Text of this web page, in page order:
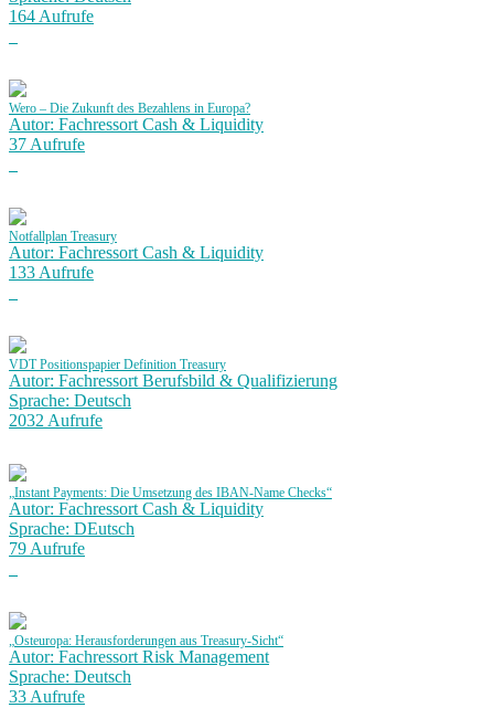
164 Aufrufe
Wero – Die Zukunft des Bezahlens in Europa?
Autor: Fachressort Cash & Liquidity
37 Aufrufe
Notfallplan Treasury
Autor: Fachressort Cash & Liquidity
133 Aufrufe
VDT Positionspapier Definition Treasury
Autor: Fachressort Berufsbild & Qualifizierung
Sprache: Deutsch
2032 Aufrufe
„Instant Payments: Die Umsetzung des IBAN-Name Checks“
Autor: Fachressort Cash & Liquidity
Sprache: DEutsch
79 Aufrufe
„Osteuropa: Herausforderungen aus Treasury-Sicht“
Autor: Fachressort Risk Management
Sprache: Deutsch
33 Aufrufe